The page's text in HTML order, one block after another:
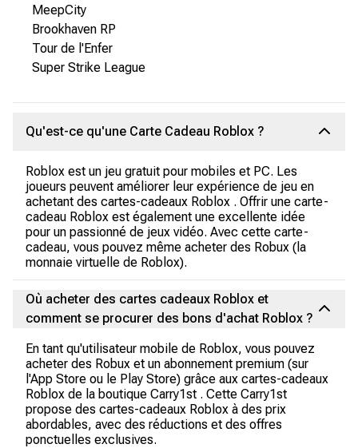
MeepCity
Brookhaven RP
Tour de l'Enfer
Super Strike League
Qu'est-ce qu'une Carte Cadeau Roblox ?
Roblox est un jeu gratuit pour mobiles et PC. Les
joueurs peuvent améliorer leur expérience de jeu en
achetant des cartes-cadeaux Roblox . Offrir une carte-
cadeau Roblox est également une excellente idée
pour un passionné de jeux vidéo. Avec cette carte-
cadeau, vous pouvez même acheter des Robux (la
monnaie virtuelle de Roblox).
Où acheter des cartes cadeaux Roblox et
comment se procurer des bons d'achat Roblox ?
En tant qu'utilisateur mobile de Roblox, vous pouvez
acheter des Robux et un abonnement premium (sur
l'App Store ou le Play Store) grâce aux cartes-cadeaux
Roblox de la boutique Carry1st . Cette Carry1st
propose des cartes-cadeaux Roblox à des prix
abordables, avec des réductions et des offres
ponctuelles exclusives.